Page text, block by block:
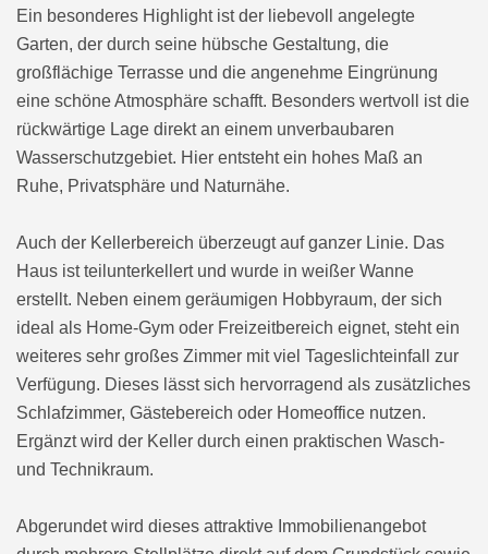
Ein besonderes Highlight ist der liebevoll angelegte
Garten, der durch seine hübsche Gestaltung, die
großflächige Terrasse und die angenehme Eingrünung
eine schöne Atmosphäre schafft. Besonders wertvoll ist die
rückwärtige Lage direkt an einem unverbaubaren
Wasserschutzgebiet. Hier entsteht ein hohes Maß an
Ruhe, Privatsphäre und Naturnähe.
Auch der Kellerbereich überzeugt auf ganzer Linie. Das
Haus ist teilunterkellert und wurde in weißer Wanne
erstellt. Neben einem geräumigen Hobbyraum, der sich
ideal als Home-Gym oder Freizeitbereich eignet, steht ein
weiteres sehr großes Zimmer mit viel Tageslichteinfall zur
Verfügung. Dieses lässt sich hervorragend als zusätzliches
Schlafzimmer, Gästebereich oder Homeoffice nutzen.
Ergänzt wird der Keller durch einen praktischen Wasch-
und Technikraum.
Abgerundet wird dieses attraktive Immobilienangebot